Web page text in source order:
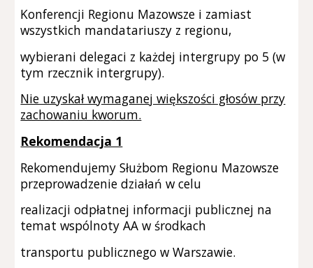
Konferencji Regionu Mazowsze i zamiast
wszystkich mandatariuszy z regionu,
wybierani delegaci z każdej intergrupy po 5 (w
tym rzecznik intergrupy).
Nie uzyskał wymaganej większości głosów przy
zachowaniu kworum.
Rekomendacja 1
Rekomendujemy Służbom Regionu Mazowsze
przeprowadzenie działań w celu
realizacji odpłatnej informacji publicznej na
temat wspólnoty AA w środkach
transportu publicznego w Warszawie.